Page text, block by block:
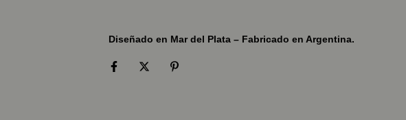
Diseñado en Mar del Plata – Fabricado en Argentina.